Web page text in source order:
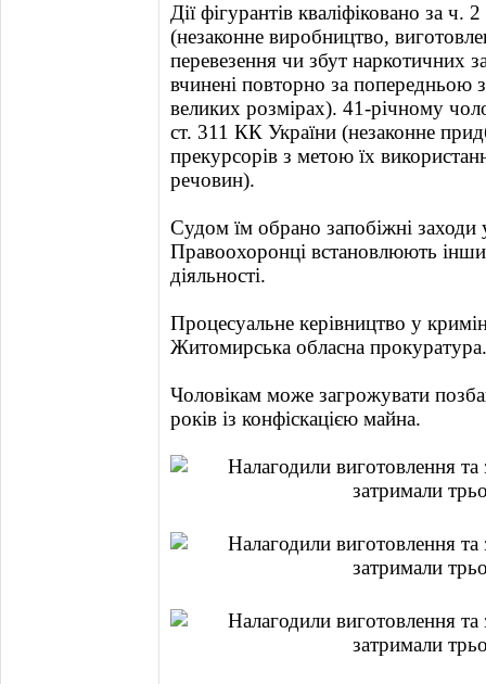
Дії фігурантів кваліфіковано за
(незаконне виробництво,
перевезення чи збут наркотичних
вчинені повторно за
великих розмірах). 41-річному
ст. 311 КК України (незаконне
прекурсорів з метою їх
речовин).
Судом їм обрано запобіжні заходи
Правоохоронці встановлюють
діяльності.
Процесуальне керівництво у
Житомирська обласна прокуратура.
Чоловікам може загрожувати
років із конфіскацією майна.